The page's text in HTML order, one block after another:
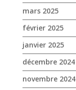
mars 2025
février 2025
janvier 2025
décembre 2024
novembre 2024